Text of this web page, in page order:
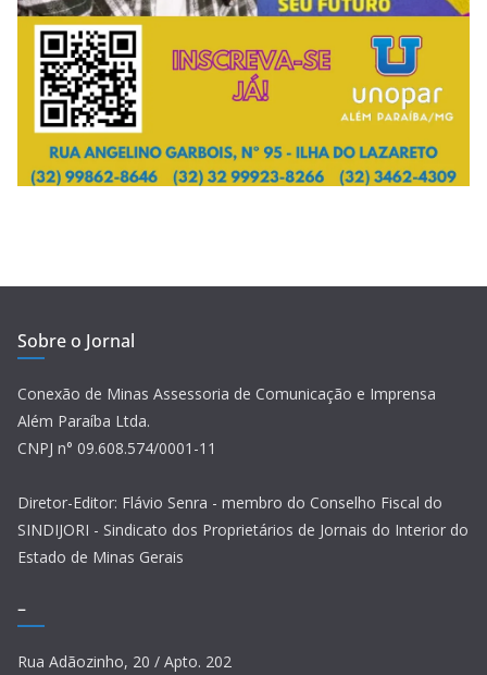
Sobre o Jornal
Conexão de Minas Assessoria de Comunicação e Imprensa
Além Paraíba Ltda.
CNPJ n° 09.608.574/0001-11
Diretor-Editor: Flávio Senra - membro do Conselho Fiscal do
SINDIJORI - Sindicato dos Proprietários de Jornais do Interior do
Estado de Minas Gerais
–
Rua Adãozinho, 20 / Apto. 202